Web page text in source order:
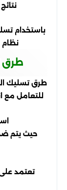
باستخدام
نظام
طرق
طرق تسليك
للتعامل مع
حيث يتم
تعتمد